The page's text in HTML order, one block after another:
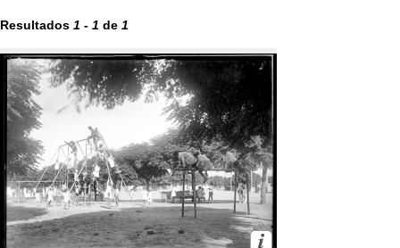
Resultados 1 - 1 de 1